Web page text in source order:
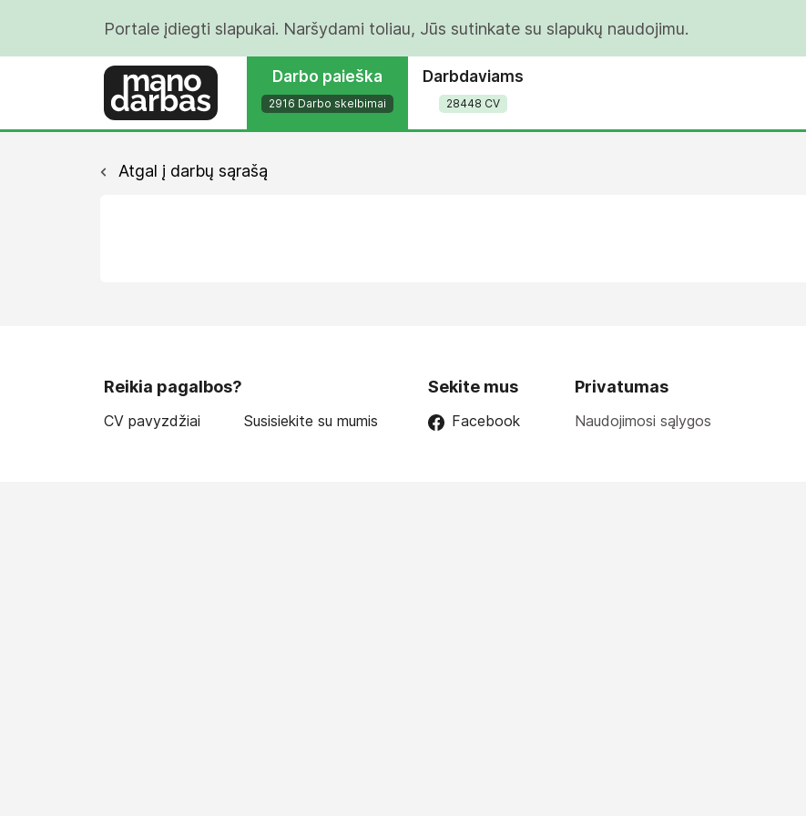
Portale įdiegti slapukai. Naršydami toliau, Jūs sutinkate su slapukų naudojimu.
Darbo paieška
2916 Darbo skelbimai
Darbdaviams
28448 CV
Atgal į darbų sąrašą
Reikia pagalbos?
CV pavyzdžiai Susisiekite su mumis
Sekite mus
Facebook
Privatumas
Naudojimosi sąlygos